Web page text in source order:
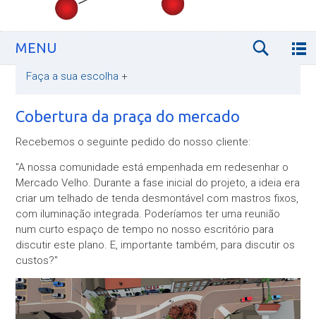
MENU
Faça a sua escolha +
Cobertura da praça do mercado
Recebemos o seguinte pedido do nosso cliente:
"A nossa comunidade está empenhada em redesenhar o
Mercado Velho. Durante a fase inicial do projeto, a ideia era
criar um telhado de tenda desmontável com mastros fixos,
com iluminação integrada. Poderíamos ter uma reunião
num curto espaço de tempo no nosso escritório para
discutir este plano. E, importante também, para discutir os
custos?"